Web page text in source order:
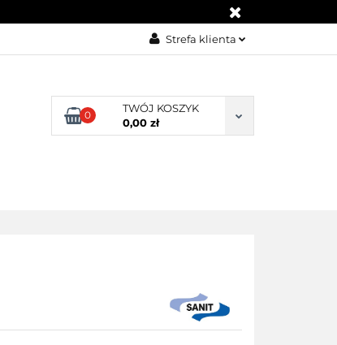
Strefa klienta
Załóż konto
Dodaj zgłoszenie
0
TWÓJ KOSZYK
0,00 zł
KONTAKT